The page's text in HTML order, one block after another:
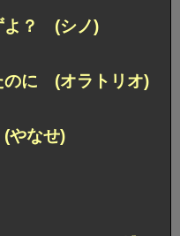
よ？ (シノ)
のに (オラトリオ)
やなせ)